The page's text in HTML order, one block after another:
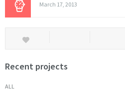
March 17, 2013
Recent projects
ALL